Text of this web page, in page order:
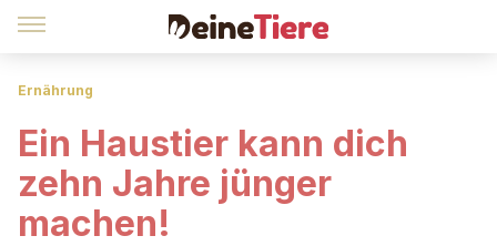
Ernährung
Ein Haustier kann dich
zehn Jahre jünger
machen!